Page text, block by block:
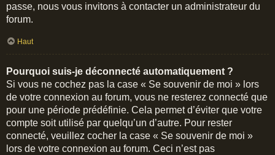
passe, nous vous invitons à contacter un administrateur du
forum.
Haut
Pourquoi suis-je déconnecté automatiquement ?
Si vous ne cochez pas la case « Se souvenir de moi » lors
de votre connexion au forum, vous ne resterez connecté que
pour une période prédéfinie. Cela permet d’éviter que votre
compte soit utilisé par quelqu’un d’autre. Pour rester
connecté, veuillez cocher la case « Se souvenir de moi »
lors de votre connexion au forum. Ceci n’est pas